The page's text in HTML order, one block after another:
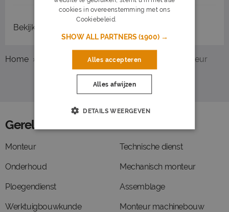
Bekijk
Home Overzicht vacatures Den Haag Monteur
Gerelateerde functies
Monteur
Onderhoud
Ploegendienst
Werktuigbouwkunde
Technische dienst
Mechanisch monteur
Assemblage
Monteur machinebouw
cookies in overeenstemming met ons
Cookiebeleid.
SHOW ALL PARTNERS(1900) →
Alles accepteren
Alles afwijzen
DETAILS WEERGEVEN